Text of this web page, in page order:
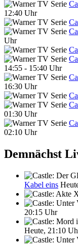
12:40 Uhr
Uhr
14:55 - 15:40 Uhr
16:30 Uhr
01:30 Uhr
02:10 Uhr
Demnächst
Kabel eins
20:15 Uhr
Heute, 21:10